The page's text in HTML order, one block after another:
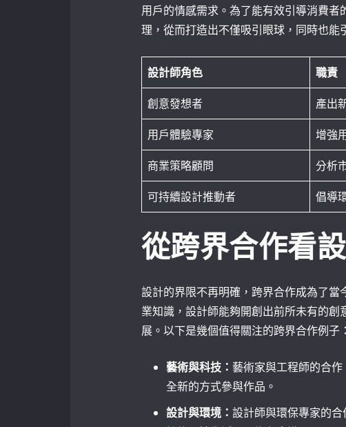
用戶的情感需求。為了能有效引導消費
理，從而打造出不僅吸引眼球，同時也能
設計師角色 職責
創意發想者 產出
用戶體驗專家 增強
商業策略顧問 分析
可持續設計推動者 倡導
從跨界合作看
設計的界限不再明確，跨界合作成為了
業知識，設計師能夠開創出前所未有的
展。以下是幾個值得關注的跨界合作例子：
藝術與科技： 藝術家與工程師的合
全新的方式參與作品。
設計與環境： 設計師與環保專家的